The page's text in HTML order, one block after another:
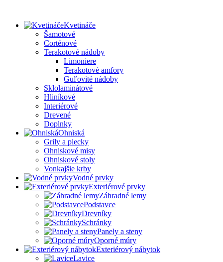
Kvetináče
Šamotové
Corténové
Terakotové nádoby
Limoniere
Terakotové amfory
Guľovité nádoby
Sklolaminátové
Hliníkové
Interiérové
Drevené
Doplnky
Ohniská
Grily a piecky
Ohniskové misy
Ohniskové stoly
Vonkajšie krby
Vodné prvky
Exteriérové prvky
Záhradné lemy
Podstavce
Drevníky
Schránky
Panely a steny
Oporné múry
Exteriérový nábytok
Lavice